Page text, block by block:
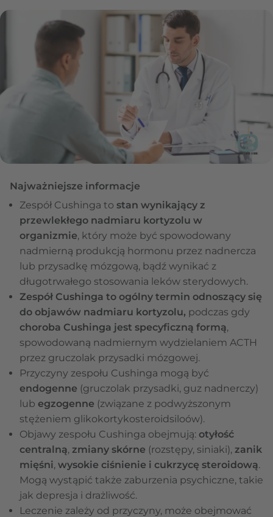
Najważniejsze informacje
Zespół Cushinga to stan wynikający z
przewlekłego nadmiaru kortyzolu w
organizmie, który może być spowodowany
nadmierną produkcją hormonu przez nadnercza
lub przysadkę mózgową, bądź wynikać z
długotrwałego stosowania leków sterydowych.
Zespół Cushinga to ogólny termin odnoszący się
do objawów nadmiaru kortyzolu, podczas gdy
choroba Cushinga jest specyficzną formą,
spowodowaną nadmiernym wydzielaniem ACTH
przez gruczolak przysadki mózgowej.
Przyczyny zespołu Cushinga mogą być
endogenne (gruczolak przysadki, guz nadnerczy)
lub egzogenne (związane z podwyższonym
stężeniem glikokortykosteroidsiloów).
Objawy zespołu Cushinga obejmują: otyłość
centralną, zmiany skórne (rozstępy, siniaki), zanik
mięśni, wysokie ciśnienie i cukrzycę steroidową.
Mogą wystąpić także zaburzenia psychiczne, takie
jak depresja i drażliwość.
Leczenie zależy od przyczyny, może obejmować